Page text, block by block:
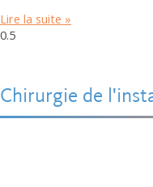
Lire la suite »
Chirurgie de